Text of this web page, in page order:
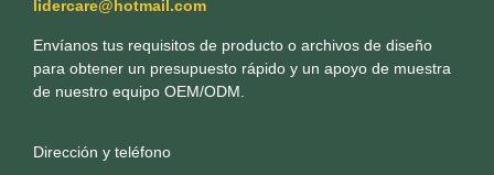
lidercare@hotmail.com
Envíanos tus requisitos de producto o archivos de diseño
para obtener un presupuesto rápido y un apoyo de muestra
de nuestro equipo OEM/ODM.
Dirección y teléfono